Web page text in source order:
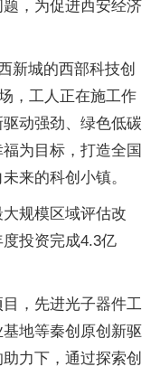
，为促进西安经济
新城的西部科技创
，工人正在施工作
动强劲、绿色低碳
为目标，打造全国
来的科创小镇。
规模区域评估改
投资完成4.3亿
，先进光子器件工
地等秦创原创新驱
力下，通过探索创